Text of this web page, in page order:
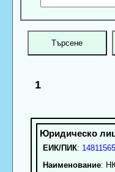
1
ЕИК/ПИК:
Наименование: